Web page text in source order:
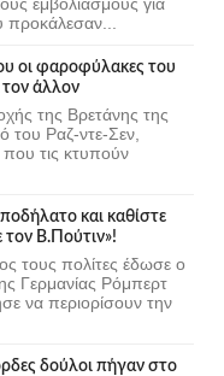
προκάλεσαν...
οι φαροφύλακες του
τον άλλον
της Βρετάνης της
του Ραζ-ντε-Σεν,
τις κτυπούν
και καθίστε
τον Β.Πούτιν»!
τους πολίτες έδωσε ο
Γερμανίας Ρόμπερτ
να περιορίσουν την
δούλοι πήγαν στο